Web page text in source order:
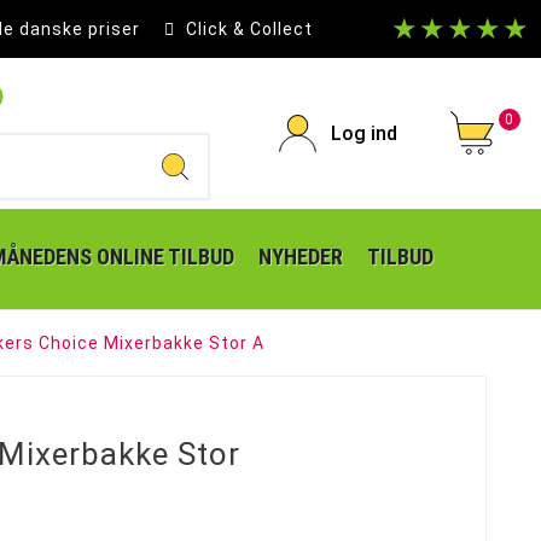
danske priser Click & Collect ★★★★★
Log ind
0
ONLINE TILBUD NYHEDER TILBUD
Choice Mixerbakke Stor A
Stor